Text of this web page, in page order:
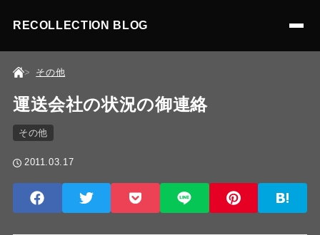
RECOLLECTION BLOG
その他
運送会社の状況の御連絡
その他
2011.03.17